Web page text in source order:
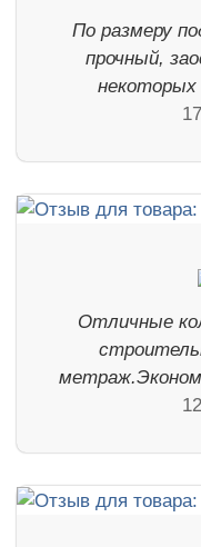
По размеру
прочный,
Отличные